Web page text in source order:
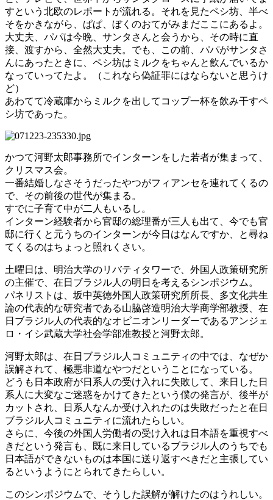
すという北欧のレポートが流れる。それを見たペシ坊、半べ
そをかきながら、ぱぱ、ぼくのおてがみまだここにあるよ。
大丈夫、パパは今晩、サンタさんと会うから、その時に直
接、渡すから、全然大丈夫。でも、この前、パパがサンタさ
んにあったときに、ペシ坊はミルクをちゃんと飲んでいるか
なっていってたよ。（これなら偽証罪にはならないと思うけ
ど）
あわてて冷蔵庫からミルクを出してコップ一杯を飲み干すペ
シ坊であった。
かつて河野太郎事務所でインターンをした若者が集まって、
クリスマス会。
一番結婚しなさそうだったやつがフィアンセを連れてくるの
で、その前後の世代が集まる。
すでに子育て中が二人もいるし。
インターン経験者から官邸の総理番が三人も出て、今でも官
邸に行くと元うちのインターンが今日はなんですか、と尋ね
てくるのはちょっと照れくさい。
土曜日は、明治大学のリバティタワーで、外国人政策研究所
の主催で、在日ブラジル人の明日を考えるシンポジウム。
パネリストは、坂中英徳外国人政策研究所所長、多文化共生
論の代表的な研究者である山脇啓造明治大学商学部教授、在
日ブラジル人の代表的なオピニオンリーダーであるアンジェ
ロ・イシ武蔵大学社会学部准教授と河野太郎。
河野太郎は、在日ブラジル人コミュニティの中では、なぜか
誤解されて、極悪非道なやつだということになっている。
どうも日本政府が日系人の受け入れに失敗して、来日した日
系人に大変なご迷惑をかけてきたという僕の発言が、後半が
カットされ、日系人なんか受け入れたのは失敗だったと在日
ブラジル人コミュニティに流れたらしい。
さらに、今後の外国人労働者の受け入れは日本語を重視すべ
きだという発言も、既に来日しているブラジル人のうちでも
日本語ができないものは本国に送り返すべきだと主張してい
るというようにとられてきたらしい。
このシンポジウムで、そうした誤解が解けたのはうれしい。